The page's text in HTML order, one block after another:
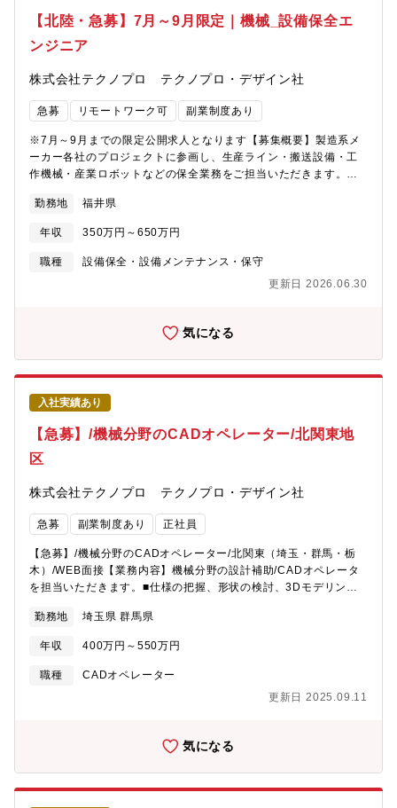
【北陸・急募】7月～9月限定｜機械_設備保全エ
ンジニア
株式会社テクノプロ テクノプロ・デザイン社
急募 リモートワーク可 副業制度あり
※7月～9月までの限定公開求人となります【募集概要】製造系メ
ーカー各社のプロジェクトに参画し、生産ライン・搬送設備・工
作機械・産業ロボットなどの保全業務をご担当いただきます。自
にアサインされるため、多様な設備・現場経験を積むことができ
ます。【業務内容】・生産ライン・搬送設備・工作機械・産業ロ
ボットの点検・整備・設備の故障対応・トラブルシューティン
グ・修理・消耗部品の交換・在庫管理・設備改善・稼働率向上に
例】生産ライン設備の保全対応（大手自動車部品メーカー ）搬送
保全・稼働率改善支援（工作機械メーカー）工作機械の点検・修
理対応（化学系製造メーカー）※案件は随時変動します。ご希望
の業種・テーマをお聞きした上でマッチングいたします。【就業
形態】取引先構内／北陸エリア限定（福井・石川・富山を中心と
した通勤圏内を想定）
勤務地 福井県
年収 350万円～650万円
職種
設備保全・設備メンテナンス・保守
更新日 2026.06.30
気になる
入社実績あり
【急募】/機械分野のCADオペレーター/北関東地
区
株式会社テクノプロ テクノプロ・デザイン社
急募 副業制度あり 正社員
【急募】/機械分野のCADオペレーター/北関東（埼玉・群馬・栃
木）/WEB面接【業務内容】機械分野の設計補助/CADオペレータ
を担当いただきます。■仕様の把握、形状の検討、3Dモデリン
調整■付随するドキュメントの作成【プロジェクト例】・建設機械
用部品の詳細設計（3Dモデリング、2D図面作成含む）・治具の詳
細設計(主に3DCAD,2DCADを使用)
勤務地 埼玉県 群馬県
年収 400万円～550万円
職種
CADオペレーター
更新日 2025.09.11
気になる